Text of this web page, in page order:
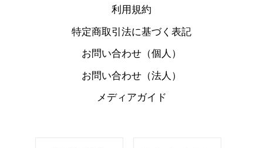
利用規約
特定商取引法に基づく表記
お問い合わせ（個人）
お問い合わせ（法人）
メディアガイド